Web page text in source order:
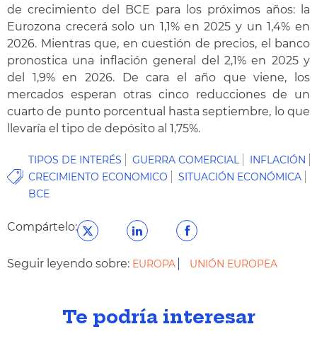
de crecimiento del BCE para los próximos años: la
Eurozona crecerá solo un 1,1% en 2025 y un 1,4% en
2026. Mientras que, en cuestión de precios, el banco
pronostica una inflación general del 2,1% en 2025 y
del 1,9% en 2026. De cara el año que viene, los
mercados esperan otras cinco reducciones de un
cuarto de punto porcentual hasta septiembre, lo que
llevaría el tipo de depósito al 1,75%.
TIPOS DE INTERÉS GUERRA COMERCIAL
INFLACIÓN
CRECIMIENTO ECONOMICO
SITUACIÓN ECONÓMICA
BCE
Compártelo:
Seguir leyendo sobre: EUROPA UNIÓN EUROPEA
Te podría interesar